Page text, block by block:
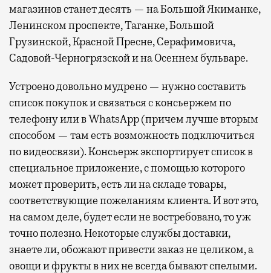
магазинов станет десять — на Большой Якиманке,
Ленинском проспекте, Таганке, Большой
Грузинской, Красной Пресне, Серафимовича,
Садовой-Черногрязской и на Осеннем бульваре.
Устроено довольно мудрено — нужно составить
список покупок и связаться с консьержем по
телефону или в WhatsApp (причем лучше вторым
способом — там есть возможность подключиться
по видеосвязи). Консьерж экспортирует список в
специальное приложение, с помощью которого
может проверить, есть ли на складе товары,
соответствующие пожеланиям клиента. И вот это,
на самом деле, будет если не востребовано, то уж
точно полезно. Некоторые службы доставки,
знаете ли, обожают привести заказ не целиком, а
овощи и фрукты в них не всегда бывают спелыми.